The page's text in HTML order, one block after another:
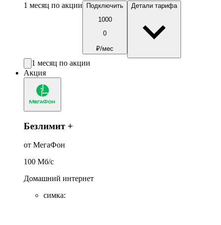
1 месяц по акции
Подключить
1000
0
₽/мес
Детали тарифа
1 месяц по акции
Акция
Безлимит +
от МегаФон
100 Мб/c
Домашний интернет
симка: